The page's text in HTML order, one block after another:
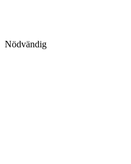
Nödvändig